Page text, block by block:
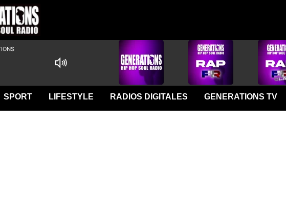
SPORT LIFESTYLE RADIOS DIGITALES GENERATIONS TV